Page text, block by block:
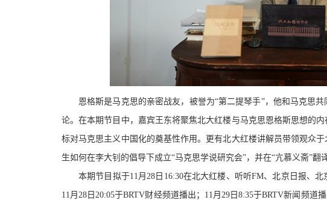
恩格斯是马克思的亲密战友，被誉为“第二提琴手”，他和马克思
论。在本期节目中，嘉宾王东将聚焦北大红楼与马克思恩格斯思想的
标对马克思主义中国化的奠基性作用。更有北大红楼讲解员带领观众
生如何在李大钊的倡导下成立“马克思学说研究会”，并在“亢慕义斋”翻
本期节目拟于11月28日16:30在北大红楼、听听FM、北京日报、
11月28日20:05于BRTV财经频道播出；11月29日8:35于BRTV新闻频道